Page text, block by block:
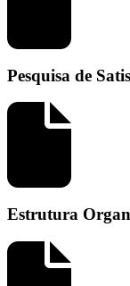
Pesquisa de
Estrutura